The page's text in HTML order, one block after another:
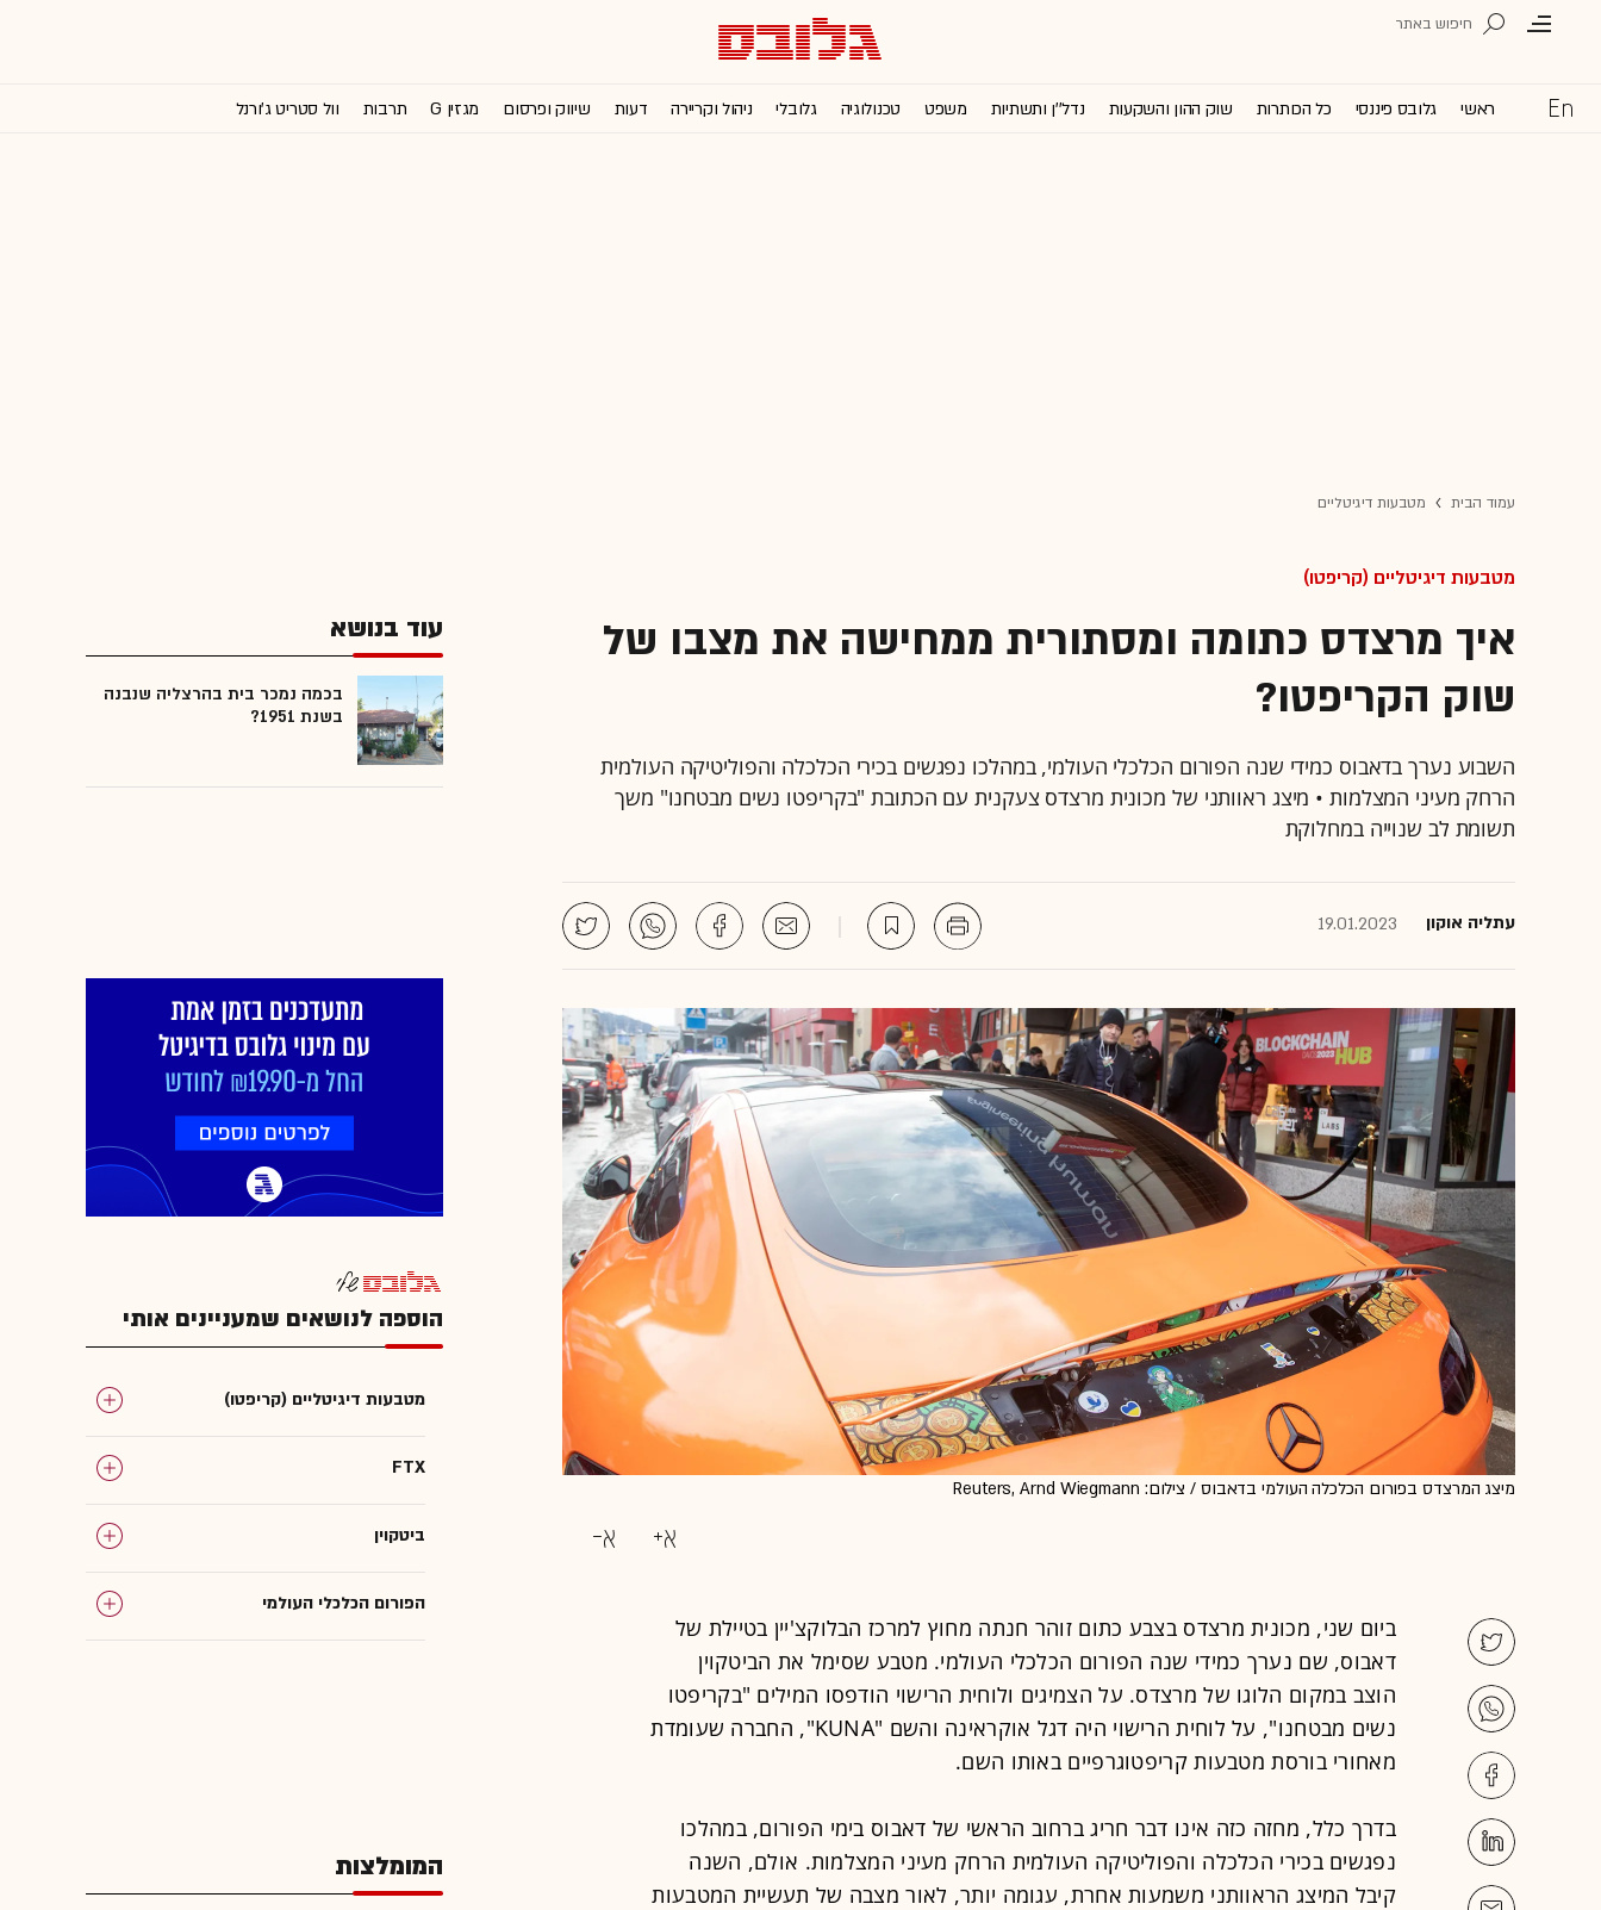
ראשי גלובס פיננסי כל הכותרות שוק ההון והשקעות נדל''ן ותשתיות משפט טכנולוגיה גלובלי ניהול וקריירה דעות שיווק ופרסום מגזין G תרבות וול סטריט ג'ורנל
עמוד הבית מטבעות דיגיטליים
מטבעות דיגיטליים (קריפטו)
איך מרצדס כתומה ומסתורית ממחישה את מצבו של
שוק הקריפטו?
השבוע נערך בדאבוס כמידי שנה הפורום הכלכלי העולמי, במהלכו נפגשים בכירי הכלכלה והפוליטיקה העולמית
הרחק מעיני המצלמות • מיצג ראוותני של מכונית מרצדס צעקנית עם הכתובת "בקריפטו נשים מבטחנו" משך
תשומת לב שנוייה במחלוקת
עתליה אוקון 19.01.2023
מיצג המרצדס בפורום הכלכלה העולמי בדאבוס / צילום: Reuters, Arnd Wiegmann
ביום שני, מכונית מרצדס בצבע כתום זוהר חנתה מחוץ למרכז הבלוקצ'יין בטיילת של
דאבוס, שם נערך כמידי שנה הפורום הכלכלי העולמי. מטבע שסימל את הביטקוין
הוצב במקום הלוגו של מרצדס. על הצמיגים ולוחית הרישוי הודפסו המילים "בקריפטו
נשים מבטחנו", על לוחית הרישוי היה דגל אוקראינה והשם "KUNA", החברה שעומדת
מאחורי בורסת מטבעות קריפטוגרפיים באותו השם.
בדרך כלל, מחזה כזה אינו דבר חריג ברחוב הראשי של דאבוס בימי הפורום, במהלכו
נפגשים בכירי הכלכלה והפוליטיקה העולמית הרחק מעיני המצלמות. אולם, השנה
קיבל המיצג הראוותני משמעות אחרת, עגומה יותר, לאור מצבה של תעשיית המטבעות
עוד בנושא
בכמה נמכר בית בהרצליה שנבנה
בשנת 1951?
הוספה לנושאים שמעניינים אותי
מטבעות דיגיטליים (קריפטו)
FTX
ביטקוין
הפורום הכלכלי העולמי
המומלצות